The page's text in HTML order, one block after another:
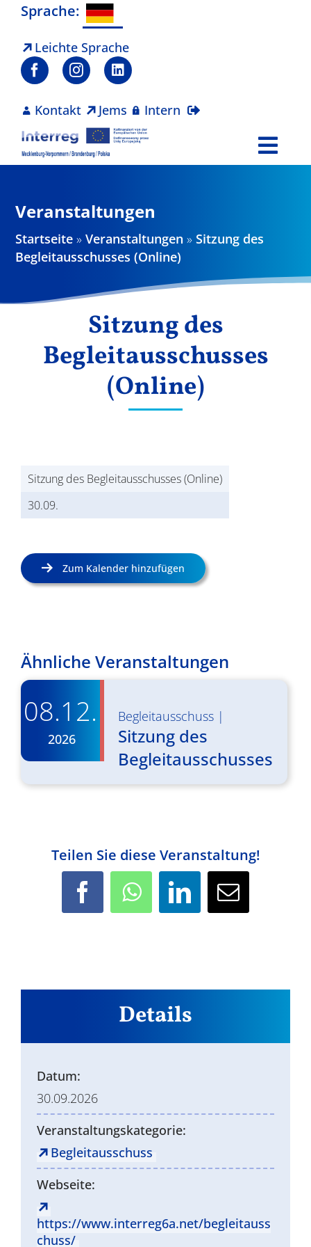
Zum
springen
Sprache:
Leichte Sprache
Kontakt Jems Intern
Projekte
Ergebnisse
Veranstaltungen
Startseite »Veranstaltungen »Sitzung des
Begleitausschusses (Online)
Sitzung des
Begleitausschusses
(Online)
Sitzung des Begleitausschusses (Online)
30.09.
Zum Kalender hinzufügen
Ähnliche Veranstaltungen
08.12.
2026
Begleitausschuss |
Sitzung des
Begleitausschusses
Teilen Sie diese Veranstaltung!
Facebook WhatsApp LinkedIn
E-
Details
Datum:
30.09.2026
Veranstaltungskategorie:
Begleitausschuss
Webseite:
https://www.interreg6a.net/begleitauss
chuss/